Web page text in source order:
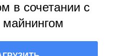
в сочетании с